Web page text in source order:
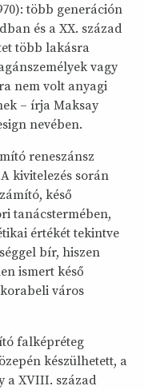
több generáción
és a XX. század
több lakásra
vagy
nem volt anyagi
– írja Maksay
nevében.
reneszánsz
kivitelezés során
késő
tanácstermében,
értékét tekintve
bír, hiszen
ismert késő
város
falképréteg
készülhetett, a
a XVIII. század